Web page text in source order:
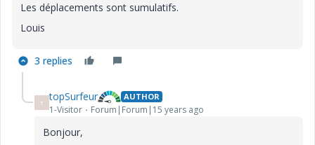
Les déplacements sont sumulatifs.
Louis
3 replies
T topSurfeur AUTHOR
1-Visitor Forum|Forum|15 years ago
Bonjour,